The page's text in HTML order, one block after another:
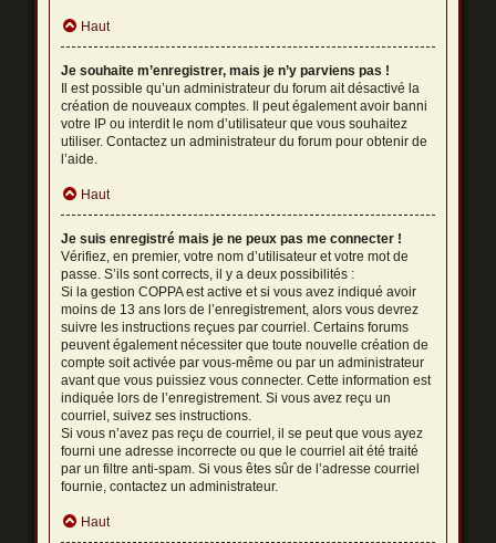
Haut
Je souhaite m’enregistrer, mais je n’y parviens pas !
Il est possible qu’un administrateur du forum ait désactivé la
création de nouveaux comptes. Il peut également avoir banni
votre IP ou interdit le nom d’utilisateur que vous souhaitez
utiliser. Contactez un administrateur du forum pour obtenir de
l’aide.
Haut
Je suis enregistré mais je ne peux pas me connecter !
Vérifiez, en premier, votre nom d’utilisateur et votre mot de
passe. S’ils sont corrects, il y a deux possibilités :
Si la gestion COPPA est active et si vous avez indiqué avoir
moins de 13 ans lors de l’enregistrement, alors vous devrez
suivre les instructions reçues par courriel. Certains forums
peuvent également nécessiter que toute nouvelle création de
compte soit activée par vous-même ou par un administrateur
avant que vous puissiez vous connecter. Cette information est
indiquée lors de l’enregistrement. Si vous avez reçu un
courriel, suivez ses instructions.
Si vous n’avez pas reçu de courriel, il se peut que vous ayez
fourni une adresse incorrecte ou que le courriel ait été traité
par un filtre anti-spam. Si vous êtes sûr de l’adresse courriel
fournie, contactez un administrateur.
Haut